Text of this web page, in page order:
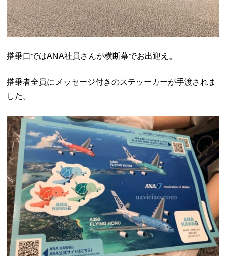
搭乗口ではANA社員さんが横断幕でお出迎え。
搭乗者全員にメッセージ付きのステッーカーが手渡されま
した。